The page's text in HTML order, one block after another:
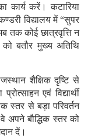
कार्य करें। कटारिया
विद्यालय में “सुपर
तक कोई छात्रवृत्ति न
को बतौर मुख्य अतिथि
शैक्षिक दृष्टि से
एवं विद्यार्थी
स्तर से बड़ा परिवर्तन
वे अपने बौद्धिक स्तर को
दें।